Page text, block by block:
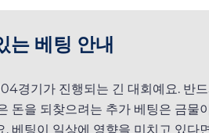
는 베팅 안내
경기가 진행되는 긴 대회예요. 반
돈을 되찾으려는 추가 베팅은 금
. 베팅이 일상에 영향을 미치고 있다